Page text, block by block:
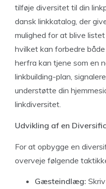
tilføje diversitet til din
dansk linkkatalog, der
mulighed for at blive
hvilket kan forbedre
herfra kan tjene som en
linkbuilding-plan,
understøtte din
linkdiversitet.
Udvikling af en
For at opbygge en
overveje følgende
Gæsteindlæg: